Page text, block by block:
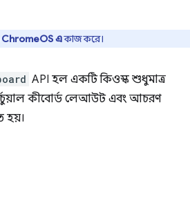
ChromeOS একাজ করে।
API হল একটি কিওস্ক শুধুমাত্র
কীবোর্ড লেআউট এবং আচরণ
হয়।